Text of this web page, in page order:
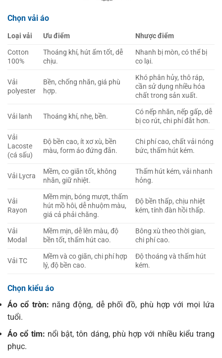
Chọn vải áo
Loại vải Ưu điểm
Nhược điểm
Cotton
100%
Thoáng khí, hút ẩm tốt, dễ
chịu.
Nhanh bị mòn, có thể bị
co lại.
Vải
polyester
Bền, chống nhăn, giá phù
hợp.
Khó phân hủy, thô ráp,
cần sử dụng nhiều hóa
chất trong sản xuất.
Vải lanh Thoáng khí, nhẹ, bền.
Có nếp nhăn, nếp gấp, dễ
bị co rút, chi phí đắt hơn.
Vải
Lacoste
(cá sấu)
Độ bền cao, ít xơ xù, bền
màu, form áo đứng đắn.
Chi phí cao, chất vải nóng
bức, thấm hút kém.
Vải Lycra
Mềm, co giãn tốt, không
nhăn, giữ nhiệt.
Thấm hút kém, vải nhanh
hỏng.
Vải
Rayon
Mềm mịn, bóng mượt, thấm
hút mồ hôi, dễ nhuộm màu,
giá cả phải chăng.
Độ bền thấp, chịu nhiệt
kém, tính đàn hồi thấp.
Vải
Modal
Mềm mịn, dễ lên màu, độ
bền tốt, thấm hút cao.
Bông xù theo thời gian,
chi phí cao.
Vải TC
Mềm và co giãn, chi phí hợp
lý, độ bền cao.
Độ thoáng và thấm hút
kém.
Chọn kiểu áo
Áo cổ tròn: năng động, dễ phối đồ, phù hợp với mọi lứa
tuổi.
Áo cổ tim: nổi bật, tôn dáng, phù hợp với nhiều kiểu trang
phục.